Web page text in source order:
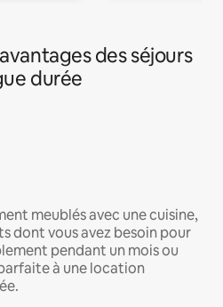
des séjours
durée
meublés avec une cuisine,
dont vous avez besoin pour
pendant un mois ou
à une location